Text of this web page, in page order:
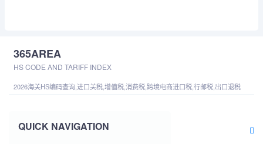
365AREA
HS CODE AND TARIFF INDEX
2026海关HS编码查询,进口关税,增值税,消费税,跨境电商进口税,行邮税,出口退税
QUICK NAVIGATION